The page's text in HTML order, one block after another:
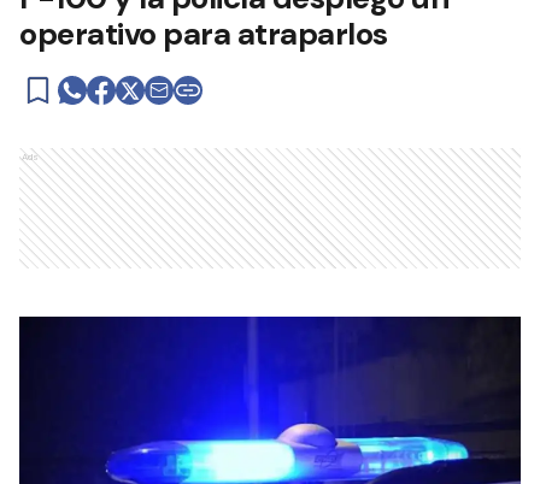
operativo para atraparlos
Ads